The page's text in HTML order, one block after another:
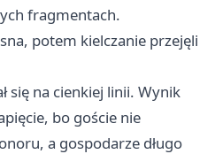
fragmentach.
potem kielczanie przejęli
się na cienkiej linii. Wynik
bo goście nie
a gospodarze długo